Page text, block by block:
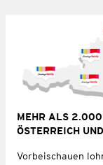
MEHR ALS
ÖSTERREICH
Vorbeischauen